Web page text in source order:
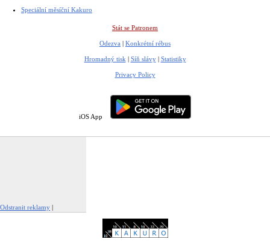
Speciální měsíční Kakuro
Stát se Patronem
Odezva | Konkrétní rébus
Hromadný tisk | Síň slávy| Statistiky
Privacy Policy
iOS App
Odstranit reklamy |